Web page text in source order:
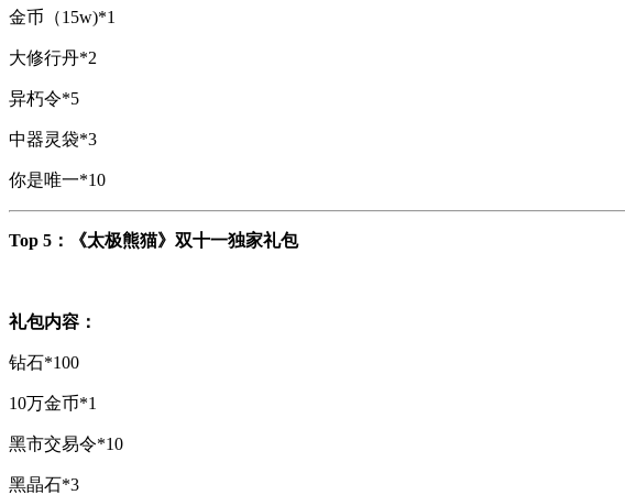
金币（15w)*1
大修行丹*2
异朽令*5
中器灵袋*3
你是唯一*10
Top 5：《太极熊猫》双十一独家礼包
礼包内容：
钻石*100
10万金币*1
黑市交易令*10
黑晶石*3